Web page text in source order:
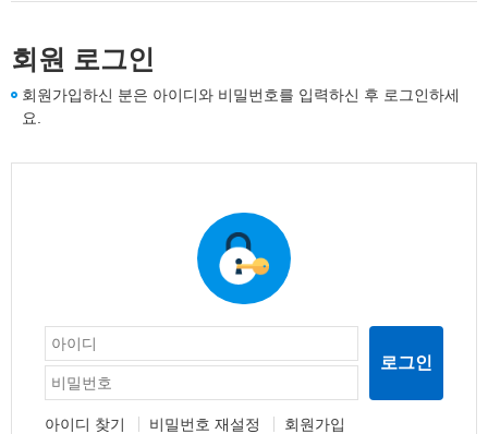
회원 로그인
회원가입하신 분은 아이디와 비밀번호를 입력하신 후 로그인하세
요.
로그인
아이디 찾기 비밀번호 재설정 회원가입